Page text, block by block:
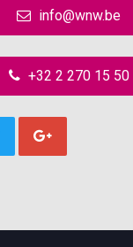
info@wnw.be
+32 2 270 15 50